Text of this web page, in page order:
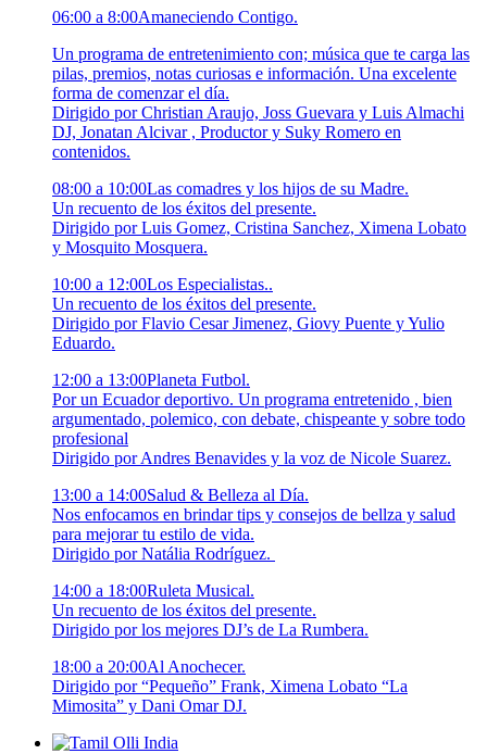
06:00 a 8:00Amaneciendo Contigo.
Un programa de entretenimiento con; música que te carga las
pilas, premios, notas curiosas e información. Una excelente
forma de comenzar el día.
Dirigido por Christian Araujo, Joss Guevara y Luis Almachi
DJ, Jonatan Alcivar , Productor y Suky Romero en
contenidos.
08:00 a 10:00Las comadres y los hijos de su Madre.
Un recuento de los éxitos del presente.
Dirigido por Luis Gomez, Cristina Sanchez, Ximena Lobato
y Mosquito Mosquera.
10:00 a 12:00Los Especialistas..
Un recuento de los éxitos del presente.
Dirigido por Flavio Cesar Jimenez, Giovy Puente y Yulio
Eduardo.
12:00 a 13:00Planeta Futbol.
Por un Ecuador deportivo. Un programa entretenido , bien
argumentado, polemico, con debate, chispeante y sobre todo
profesional
Dirigido por Andres Benavides y la voz de Nicole Suarez.
13:00 a 14:00Salud & Belleza al Día.
Nos enfocamos en brindar tips y consejos de bellza y salud
para mejorar tu estilo de vida.
Dirigido por Natália Rodríguez.
14:00 a 18:00Ruleta Musical.
Un recuento de los éxitos del presente.
Dirigido por los mejores DJ’s de La Rumbera.
18:00 a 20:00Al Anochecer.
Dirigido por “Pequeño” Frank, Ximena Lobato “La
Mimosita” y Dani Omar DJ.